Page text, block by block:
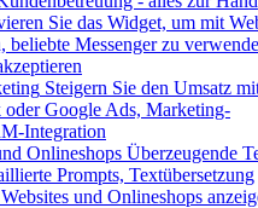
Sie das Widget, um mit
beliebte Messenger zu
Steigern Sie den Umsatz
Google Ads, Marketing-
Integration
Onlineshops Überzeugende
Prompts, Textübersetzung
und Onlineshops